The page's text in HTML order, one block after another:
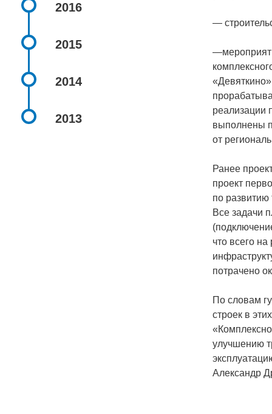
2016
2015
2014
2013
—
реализации
выполнены
от
Ранее
проект
по развитию
Все задачи
что всего
потрачено
По словам
строек в
улучшению
Александр